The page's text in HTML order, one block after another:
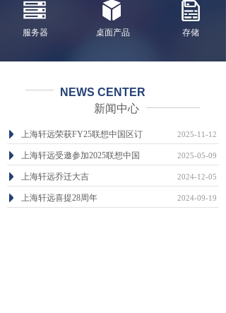
存储
服务器 桌面产品
NEWS CENTER
新闻中心
上海轩远荣获FY25联想中国区订 2025-11-12
上海轩远受邀参加2025联想中国 2025-05-09
上海轩远乔迁大吉 2024-12-05
上海轩远喜提28周年 2024-09-19